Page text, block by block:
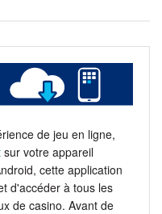
de jeu en ligne,
sur votre appareil
cette application
d'accéder à tous les
de casino. Avant de